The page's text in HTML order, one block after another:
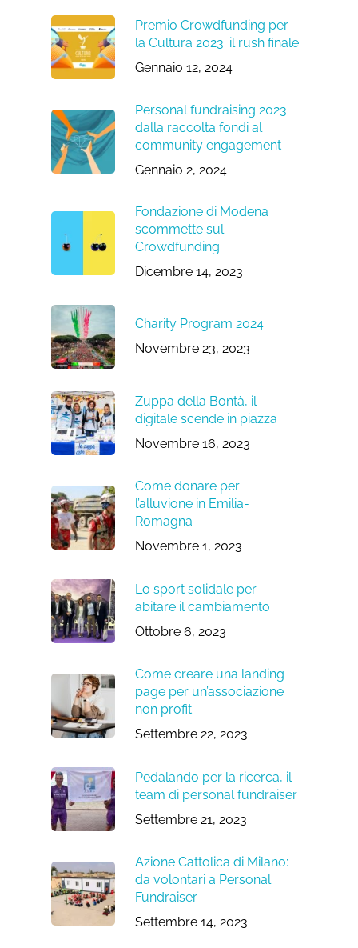
Premio Crowdfunding per
la Cultura 2023: il rush finale
Gennaio 12, 2024
Personal fundraising 2023:
dalla raccolta fondi al
community engagement
Gennaio 2, 2024
Fondazione di Modena
scommette sul
Crowdfunding
Dicembre 14, 2023
Charity Program 2024
Novembre 23, 2023
Zuppa della Bontà, il
digitale scende in piazza
Novembre 16, 2023
Come donare per
l’alluvione in Emilia-
Romagna
Novembre 1, 2023
Lo sport solidale per
abitare il cambiamento
Ottobre 6, 2023
Come creare una landing
page per un’associazione
non profit
Settembre 22, 2023
Pedalando per la ricerca, il
team di personal fundraiser
Settembre 21, 2023
Azione Cattolica di Milano:
da volontari a Personal
Fundraiser
Settembre 14, 2023